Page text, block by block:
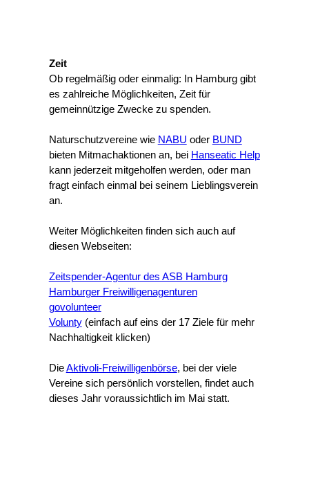
Zeit
Ob regelmäßig oder einmalig: In Hamburg gibt
es zahlreiche Möglichkeiten, Zeit für
gemeinnützige Zwecke zu spenden.
Naturschutzvereine wie NABU oder BUND
bieten Mitmachaktionen an, bei Hanseatic Help
kann jederzeit mitgeholfen werden, oder man
fragt einfach einmal bei seinem Lieblingsverein
an.
Weiter Möglichkeiten finden sich auch auf
diesen Webseiten:
Zeitspender-Agentur des ASB Hamburg
Hamburger Freiwilligenagenturen
govolunteer
Volunty(einfach auf eins der 17 Ziele für mehr
Nachhaltigkeit klicken)
DieAktivoli-Freiwilligenbörse, bei der viele
Vereine sich persönlich vorstellen, findet auch
dieses Jahr voraussichtlich im Mai statt.